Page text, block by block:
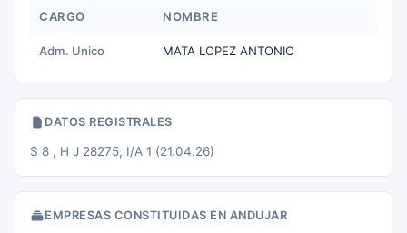
CARGO NOMBRE
Adm. Unico MATA LOPEZ ANTONIO
DATOS REGISTRALES
S 8 , H J 28275, I/A 1 (21.04.26)
EMPRESAS CONSTITUIDAS EN ANDUJAR